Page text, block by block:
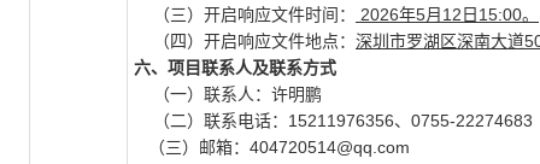
（三）开启响应文件时间：
2026年5月12日15:00。
（四）开启响应文件地点： 深圳市罗湖区深南大道
六、项目联系人及联系方式
（一）联系人：许明鹏
（二）联系电话：15211976356、0755-22274683
（三）邮箱：404720514@qq.com